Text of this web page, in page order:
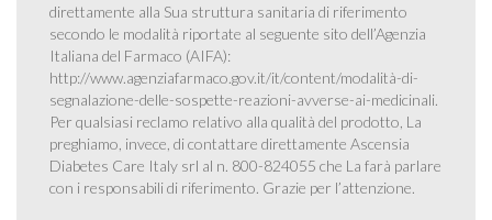
direttamente alla Sua struttura sanitaria di riferimento
secondo le modalità riportate al seguente sito dell’Agenzia
Italiana del Farmaco (AIFA):
http://www.agenziafarmaco.gov.it/it/content/modalità-di-
segnalazione-delle-sospette-reazioni-avverse-ai-medicinali.
Per qualsiasi reclamo relativo alla qualità del prodotto, La
preghiamo, invece, di contattare direttamente Ascensia
Diabetes Care Italy srl al n. 800-824055 che La farà parlare
con i responsabili di riferimento. Grazie per l’attenzione.